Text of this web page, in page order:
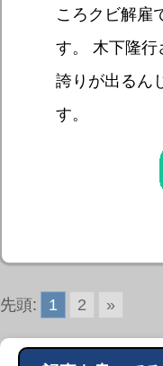
ころクビ解雇
す。 木下隆行
誇りが出るん
す。
先頭: 1 2 »